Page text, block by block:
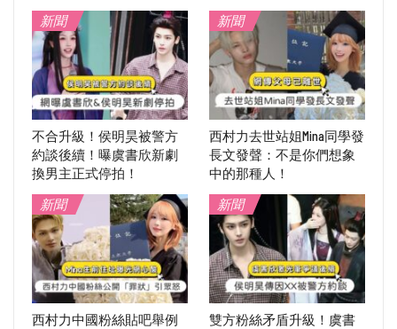
新聞
不合升級！侯明昊被警方
約談後續！曝虞書欣新劇
換男主正式停拍！
新聞
西村力去世站姐Mina同學發
長文發聲：不是你們想象
中的那種人！
新聞
西村力中國粉絲貼吧舉例
新聞
雙方粉絲矛盾升級！虞書